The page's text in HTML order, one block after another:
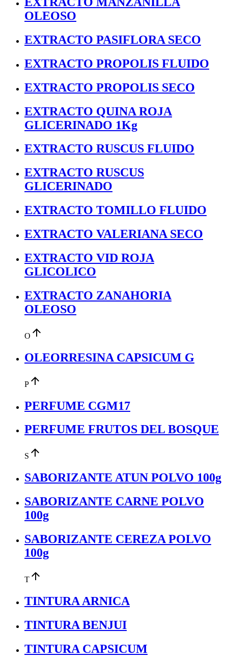
OLEOSO
EXTRACTO PASIFLORA SECO
EXTRACTO PROPOLIS FLUIDO
EXTRACTO PROPOLIS SECO
EXTRACTO QUINA ROJA
GLICERINADO 1Kg
EXTRACTO RUSCUS FLUIDO
EXTRACTO RUSCUS
GLICERINADO
EXTRACTO TOMILLO FLUIDO
EXTRACTO VALERIANA SECO
EXTRACTO VID ROJA
GLICOLICO
EXTRACTO ZANAHORIA
OLEOSO
O arrow_upward
OLEORRESINA CAPSICUM G
P arrow_upward
PERFUME CGM17
PERFUME FRUTOS DEL BOSQUE
S arrow_upward
SABORIZANTE ATUN POLVO 100g
SABORIZANTE CARNE POLVO
100g
SABORIZANTE CEREZA POLVO
100g
T arrow_upward
TINTURA ARNICA
TINTURA BENJUI
TINTURA CAPSICUM